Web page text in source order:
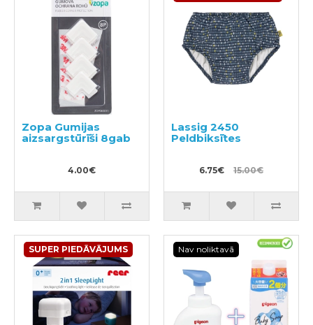
Zopa Gumijas
aizsargstūrīši 8gab
4.00€
Lassig 2450
Peldbiksītes
6.75€ 15.00€
SUPER PIEDĀVĀJUMS Nav noliktavā